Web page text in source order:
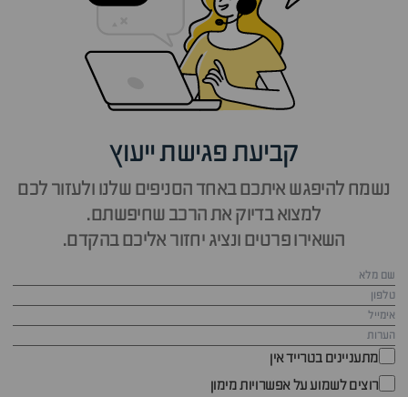
קביעת פגישת ייעוץ
נשמח להיפגש איתכם באחד הסניפים שלנו ולעזור לכם
למצוא בדיוק את הרכב שחיפשתם.
השאירו פרטים ונציג יחזור אליכם בהקדם.
מתעניינים בטרייד אין
רוצים לשמוע על אפשרויות מימון